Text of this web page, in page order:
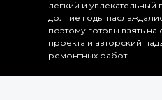
легкий и увлекательный
долгие годы
поэтому готовы взять
проекта и авторский
ремонтных работ.